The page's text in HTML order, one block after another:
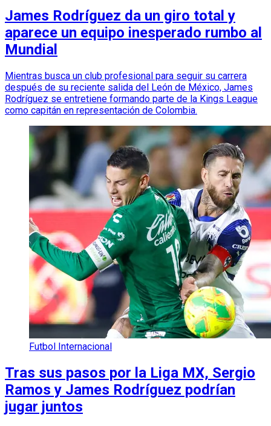
James Rodríguez da un giro total y
aparece un equipo inesperado rumbo al
Mundial
Mientras busca un club profesional para seguir su carrera
después de su reciente salida del León de México, James
Rodríguez se entretiene formando parte de la Kings League
como capitán en representación de Colombia.
Futbol Internacional
Tras sus pasos por la Liga MX, Sergio
Ramos y James Rodríguez podrían
jugar juntos